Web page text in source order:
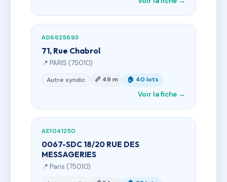
AD6625693
71, Rue Chabrol
📍 PARIS (75010)
Autre syndic 📏 49 m 🏠 40 lots
Voir la fiche →
AE1041250
0067-SDC 18/20 RUE DES
MESSAGERIES
📍 Paris (75010)